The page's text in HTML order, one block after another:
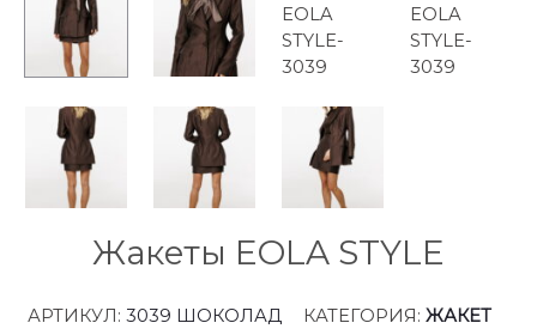
Жакеты EOLA STYLE
АРТИКУЛ: 3039 ШОКОЛАД КАТЕГОРИЯ: ЖАКЕТ